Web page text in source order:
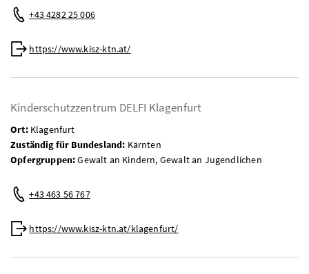
Telefon:
+43 4282 25 006
Web:
https://www.kisz-ktn.at/
Kinderschutzzentrum DELFI Klagenfurt
Ort:Klagenfurt
Zuständig für Bundesland: Kärnten
Opfergruppen:Gewalt an Kindern, Gewalt an Jugendlichen
Telefon:
+43 463 56 767
Web:
https://www.kisz-ktn.at/klagenfurt/